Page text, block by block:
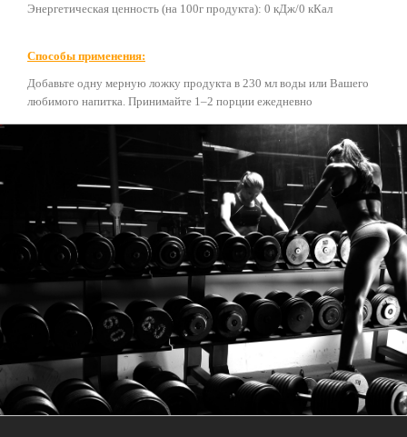
Энергетическая ценность (на 100г продукта): 0 кДж/0 кКал
Способы применения:
Добавьте одну мерную ложку продукта в 230 мл воды или Вашего
любимого напитка. Принимайте 1–2 порции ежедневно